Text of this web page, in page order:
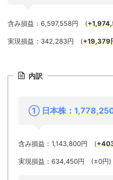
含み損益：6,597,558円 (
実現損益：342,283円 (+19,379
内訳
① 日本株：
含み損益：1,143,800円 (
実現損益：634,450円 (±0円)